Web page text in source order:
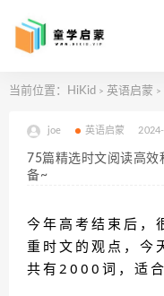
当前位置： HiKid > 英语启蒙 >
joe 英语启蒙
75篇精选时文阅读高
备~
今年高考结束后，
重时文的观点，今
共有2000词，适合